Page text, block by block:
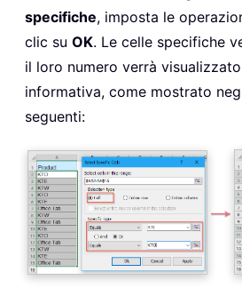
specifiche, imposta le
clic su OK. Le celle specifiche
il loro numero verrà
informativa, come mostrato
seguenti: